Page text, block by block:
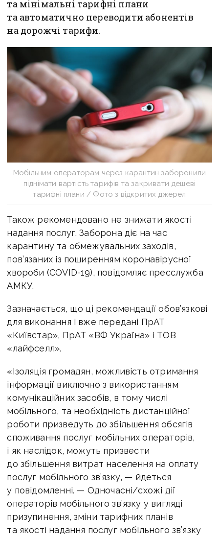
та мінімальні тарифні плани
та автоматично переводити абонентів
на дорожчі тарифи.
Мобільним операторам через карантин заборонили
піднімати вартість тарифів та закривати дешеві
тарифні плани / Фото з відкритих джерел
Також рекомендовано не знижати якості
надання послуг. Заборона діє на час
карантину та обмежувальних заходів,
пов’язаних із поширенням коронавірусної
хвороби (COVID-19), повідомляє пресслужба
АМКУ.
Зазначається, що ці рекомендації обов’язкові
для виконання і вже передані ПрАТ
«Київстар», ПрАТ «ВФ Україна» і ТОВ
«лайфселл».
«Ізоляція громадян, можливість отримання
інформації виключно з використанням
комунікаційних засобів, в тому числі
мобільного, та необхідність дистанційної
роботи призведуть до збільшення обсягів
споживання послуг мобільних операторів,
і як наслідок, можуть призвести
до збільшення витрат населення на оплату
послуг мобільного зв’язку, — йдеться
у повідомленні. — Одночасні/схожі дії
операторів мобільного зв’язку у вигляді
призупинення, зміни тарифних планів
та якості надання послуг мобільного зв’язку